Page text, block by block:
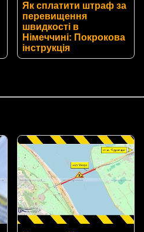
Як сплатити штраф за
перевищення
швидкості в
Німеччині: Покрокова
інструкція